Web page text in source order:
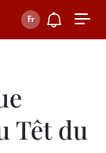
Têt du